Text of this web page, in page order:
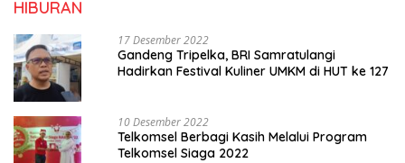
HIBURAN
17 Desember 2022
Gandeng Tripelka, BRI Samratulangi
Hadirkan Festival Kuliner UMKM di HUT ke 127
10 Desember 2022
Telkomsel Berbagi Kasih Melalui Program
Telkomsel Siaga 2022